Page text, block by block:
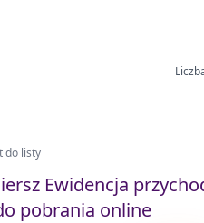
do listy
Ewidencja
pobrania online